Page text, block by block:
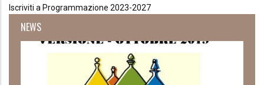
Iscriviti a Programmazione 2023-2027
NEWS